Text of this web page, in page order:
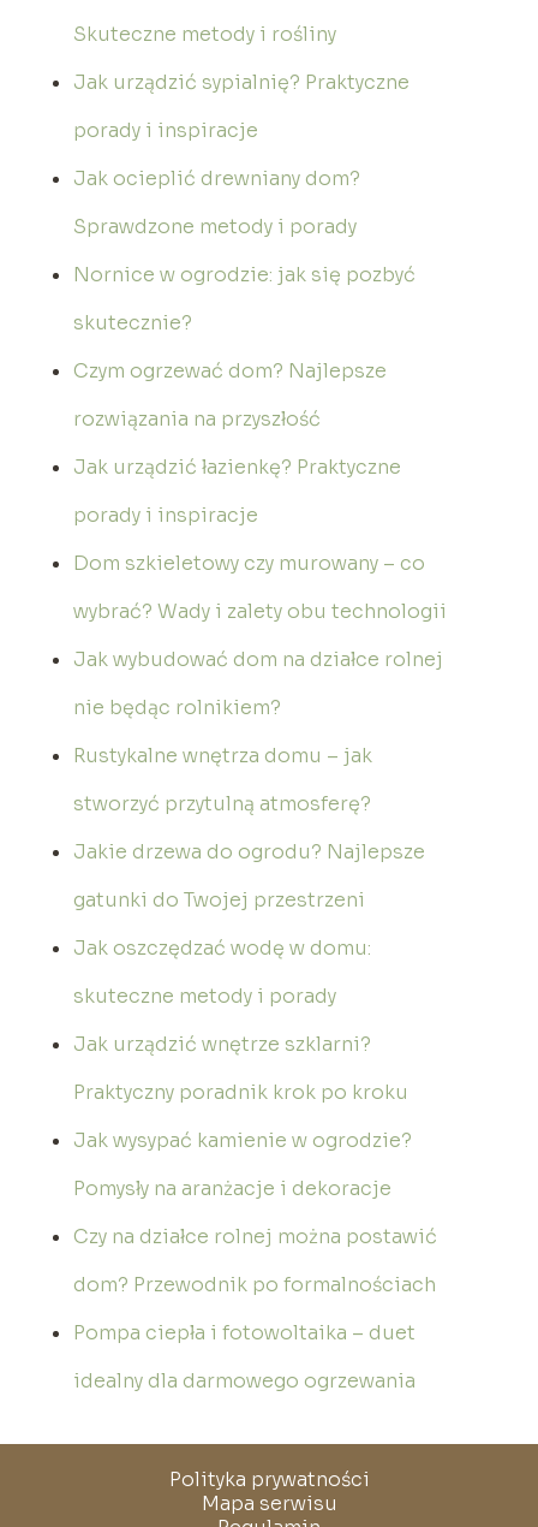
Skuteczne metody i rośliny
Jak urządzić sypialnię? Praktyczne
porady i inspiracje
Jak ocieplić drewniany dom?
Sprawdzone metody i porady
Nornice w ogrodzie: jak się pozbyć
skutecznie?
Czym ogrzewać dom? Najlepsze
rozwiązania na przyszłość
Jak urządzić łazienkę? Praktyczne
porady i inspiracje
Dom szkieletowy czy murowany – co
wybrać? Wady i zalety obu technologii
Jak wybudować dom na działce rolnej
nie będąc rolnikiem?
Rustykalne wnętrza domu – jak
stworzyć przytulną atmosferę?
Jakie drzewa do ogrodu? Najlepsze
gatunki do Twojej przestrzeni
Jak oszczędzać wodę w domu:
skuteczne metody i porady
Jak urządzić wnętrze szklarni?
Praktyczny poradnik krok po kroku
Jak wysypać kamienie w ogrodzie?
Pomysły na aranżacje i dekoracje
Czy na działce rolnej można postawić
dom? Przewodnik po formalnościach
Pompa ciepła i fotowoltaika – duet
idealny dla darmowego ogrzewania
Polityka prywatności
Mapa serwisu